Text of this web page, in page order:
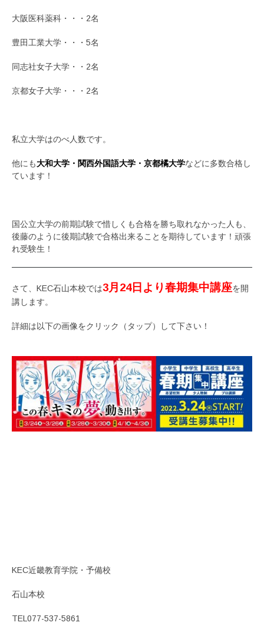
大阪医科薬科・・・2名
豊田工業大学・・・5名
同志社女子大学・・2名
京都女子大学・・・2名
私立大学はのべ人数です。
他にも大和大学・関西外国語大学・京都橘大学などに多数合格し
ています！
国公立大学の前期試験で惜しくも合格を勝ち取れなかった人も、
後藤のように後期試験で合格出来ることを期待しています！頑張
れ受験生！
さて、KEC石山本校では3月24日より春期集中講座を開
講します。
詳細は以下の画像をクリック（タップ）して下さい！
KEC近畿教育学院・予備校
石山本校
TEL077-537-5861